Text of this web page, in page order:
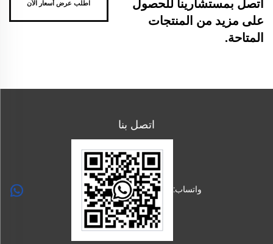
اتصل بمستشارينا للحصول
على مزيد من المنتجات
المتاحة.
اطلب عرض أسعار الآن
اتصل بنا
واتساب: